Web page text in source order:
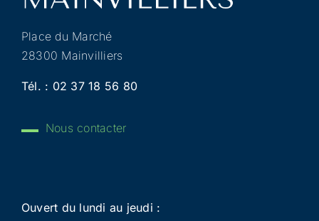
Place du Marché
28300 Mainvilliers
Tél. : 02 37 18 56 80
Nous contacter
Ouvert du lundi au jeudi :